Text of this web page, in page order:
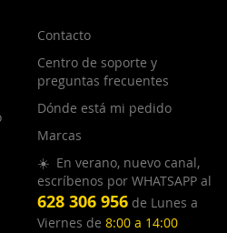
Contacto
Centro de soporte y
preguntas frecuentes
Dónde está mi pedido
Marcas
☀️ En verano, nuevo canal,
escríbenos por WHATSAPP al
628 306 956 de Lunes a
Viernes de 8:00 a 14:00